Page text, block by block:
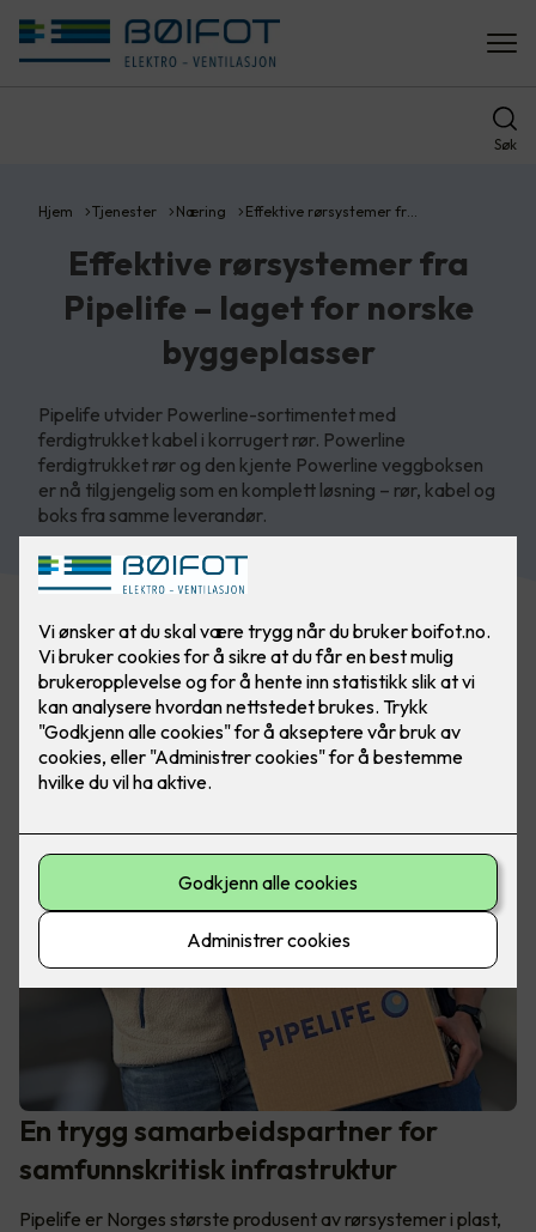
Søk
Hjem Tjenester Næring Effektive rørsystemer fr…
Effektive rørsystemer fra
Pipelife – laget for norske
byggeplasser
Pipelife utvider Powerline-sortimentet med
ferdigtrukket kabel i korrugert rør. Powerline
ferdigtrukket rør og den kjente Powerline veggboksen
er nå tilgjengelig som en komplett løsning – rør, kabel og
boks fra samme leverandør.
En trygg samarbeidspartner for
samfunnskritisk infrastruktur
Pipelife er Norges største produsent av rørsystemer i plast,